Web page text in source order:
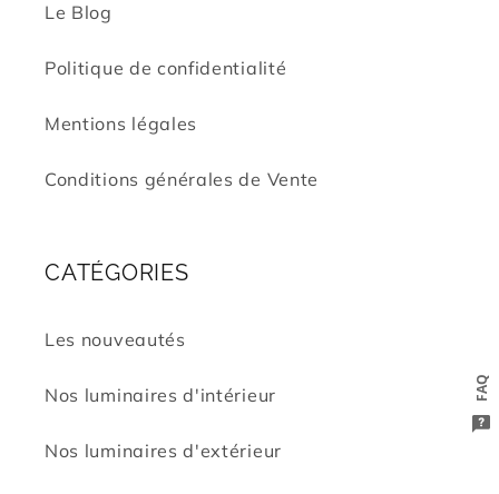
Le Blog
Politique de confidentialité
Mentions légales
Conditions générales de Vente
CATÉGORIES
Les nouveautés
Nos luminaires d'intérieur
Nos luminaires d'extérieur
FAQ